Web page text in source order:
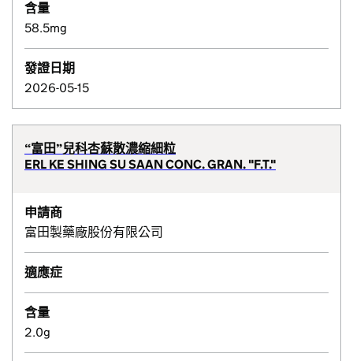
含量
58.5mg
發證日期
2026-05-15
“富田”兒科杏蘇散濃縮細粒
ERL KE SHING SU SAAN CONC. GRAN. "F.T."
申請商
富田製藥廠股份有限公司
適應症
含量
2.0g